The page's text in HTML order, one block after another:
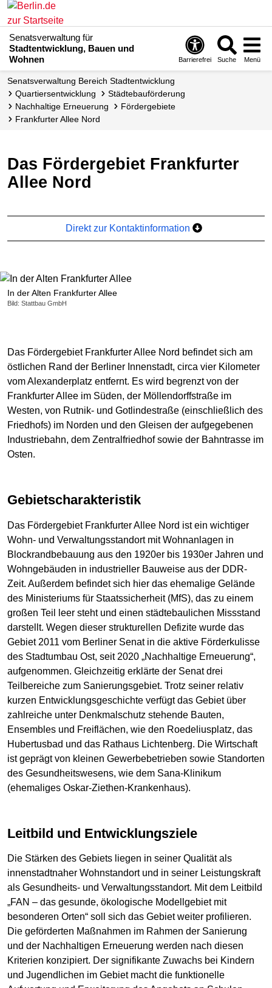
Senatsverwaltung für
Stadtentwicklung, Bauen und
Wohnen
Barrierefrei Suche Menü
Senats­verwaltung Bereich Stadtentwicklung
Quartiers­entwicklung
Städtebauförderung
Nachhaltige Erneuerung
Fördergebiete
Frankfurter Allee Nord
Das Fördergebiet Frankfurter
Allee Nord
Direkt zur Kontaktinformation
In der Alten Frankfurter Allee
Bild: Stattbau GmbH
Das Fördergebiet Frankfurter Allee Nord befindet sich am
östlichen Rand der Berliner Innenstadt, circa vier Kilometer
vom Alexanderplatz entfernt. Es wird begrenzt von der
Frankfurter Allee im Süden, der Möllendorffstraße im
Westen, von Rutnik- und Gotlindestraße (einschließlich des
Friedhofs) im Norden und den Gleisen der aufgegebenen
Industriebahn, dem Zentralfriedhof sowie der Bahntrasse im
Osten.
Gebietscharakteristik
Das Fördergebiet Frankfurter Allee Nord ist ein wichtiger
Wohn- und Verwaltungsstandort mit Wohnanlagen in
Blockrandbebauung aus den 1920er bis 1930er Jahren und
Wohngebäuden in industrieller Bauweise aus der DDR-
Zeit. Außerdem befindet sich hier das ehemalige Gelände
des Ministeriums für Staatssicherheit (MfS), das zu einem
großen Teil leer steht und einen städtebaulichen Missstand
darstellt. Wegen dieser strukturellen Defizite wurde das
Gebiet 2011 vom Berliner Senat in die aktive Förderkulisse
des Stadtumbau Ost, seit 2020 „Nachhaltige Erneuerung“,
aufgenommen. Gleichzeitig erklärte der Senat drei
Teilbereiche zum Sanierungsgebiet. Trotz seiner relativ
kurzen Entwicklungsgeschichte verfügt das Gebiet über
zahlreiche unter Denkmalschutz stehende Bauten,
Ensembles und Freiflächen, wie den Roedeliusplatz, das
Hubertusbad und das Rathaus Lichtenberg. Die Wirtschaft
ist geprägt von kleinen Gewerbebetrieben sowie Standorten
des Gesundheitswesens, wie dem Sana-Klinikum
(ehemaliges Oskar-Ziethen-Krankenhaus).
Leitbild und Entwicklungsziele
Die Stärken des Gebiets liegen in seiner Qualität als
innenstadtnaher Wohnstandort und in seiner Leistungskraft
als Gesundheits- und Verwaltungsstandort. Mit dem Leitbild
„FAN – das gesunde, ökologische Modellgebiet mit
besonderen Orten“ soll sich das Gebiet weiter profilieren.
Die geförderten Maßnahmen im Rahmen der Sanierung
und der Nachhaltigen Erneuerung werden nach diesen
Kriterien konzipiert. Der signifikante Zuwachs bei Kindern
und Jugendlichen im Gebiet macht die funktionelle